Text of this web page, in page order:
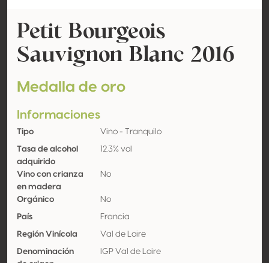
Petit Bourgeois
Sauvignon Blanc 2016
Medalla de oro
Informaciones
Tipo Vino - Tranquilo
Tasa de alcohol
adquirido
12.3% vol
Vino con crianza
en madera
No
Orgánico No
País Francia
Región Vinícola Val de Loire
Denominación
IGP Val de Loire